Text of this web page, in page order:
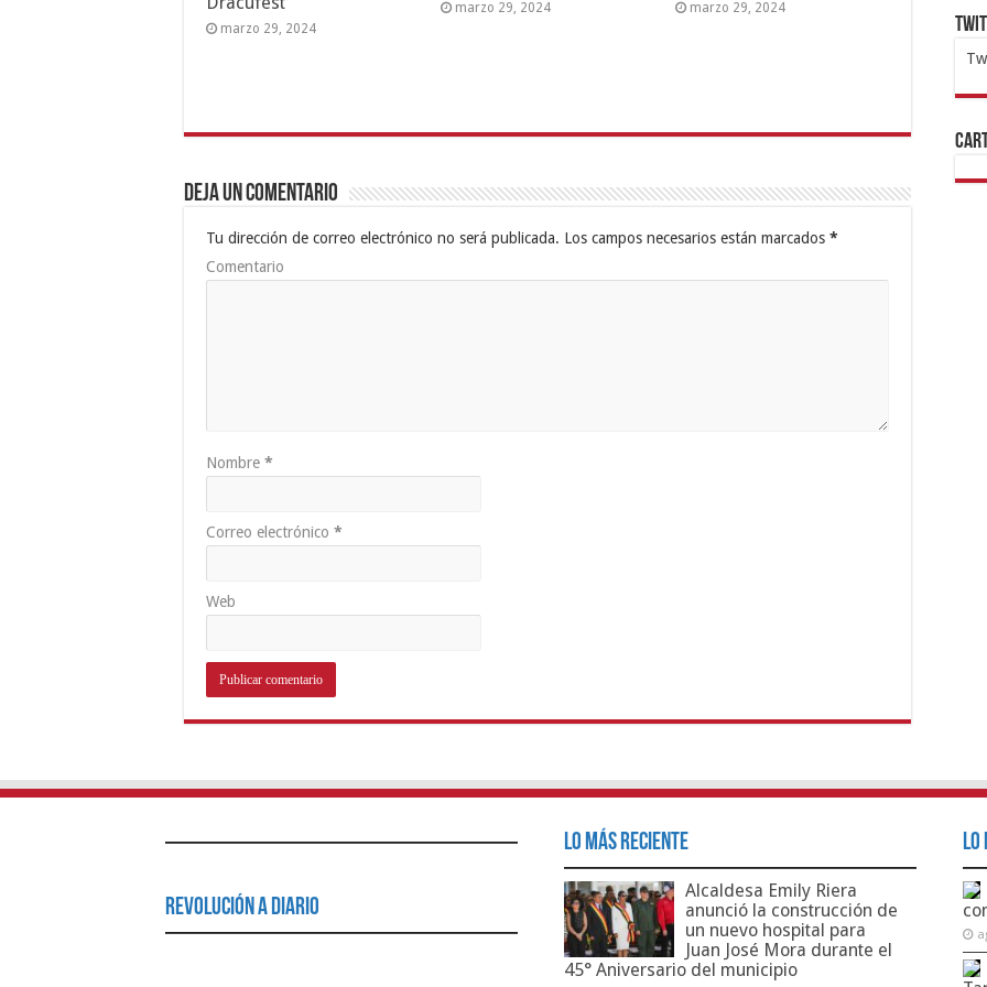
marzo 29, 2024
marzo 29, 2024 marzo 29, 2024
Deja un comentario
Tu dirección de correo electrónico no será publicada. Los campos necesarios están marcados *
Comentario
Nombre *
Correo electrónico *
Web
Revolución a Diario
Lo Más Reciente
Alcaldesa Emily Riera
anunció la construcción de
un nuevo hospital para
Juan José Mora durante el
45° Aniversario del municipio
Lo